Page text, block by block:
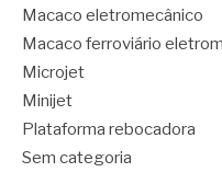
Macaco eletromecânico
Macaco ferroviário
Microjet
Minijet
Plataforma rebocadora
Sem categoria